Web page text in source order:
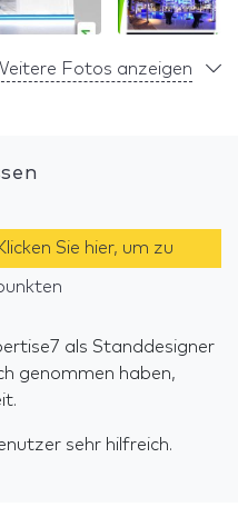
Fotos anzeigen
Sie hier, um zu
als Standdesigner
genommen haben,
sehr hilfreich.